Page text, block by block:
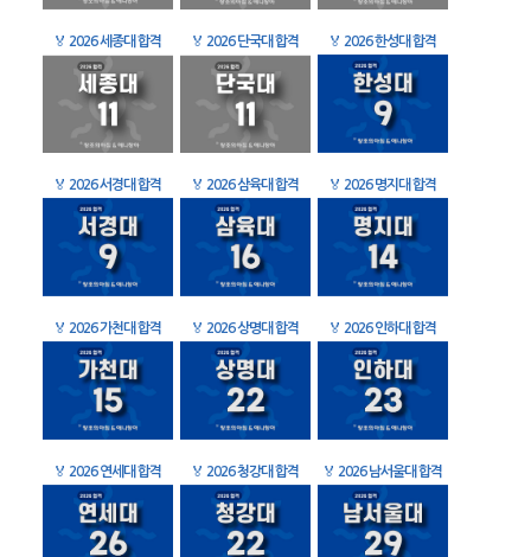
🏅 2026 세종대 합격 🏅 2026 단국대 합격 🏅 2026 한성대 합격
🏅 2026 서경대 합격 🏅 2026 삼육대 합격 🏅 2026 명지대 합격
🏅 2026 가천대 합격 🏅 2026 상명대 합격 🏅 2026 인하대 합격
🏅 2026 연세대 합격 🏅 2026 청강대 합격 🏅 2026 남서울대 합격